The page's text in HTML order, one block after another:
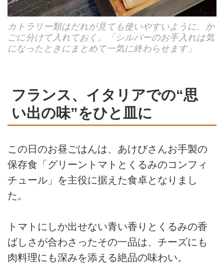
カトラリー類はだれが見ても使いやすいように、か
ごに分けて入れておく。「シルバーのお手入れは気
になったときにまとめて一気に終わらせます」
フランス、イタリアでの“思
い出の味”をひと皿に
この日のお昼ごはんは、あけびさんお手製の
保存食「グリーントマトとくるみのコンフィ
チュール」を主役に据えた食卓となりまし
た。
トマトにしか出せない青い香りとくるみの香
ばしさが合わさったその一品は、チーズにも
肉料理にも深みを添える絶品の味わい。